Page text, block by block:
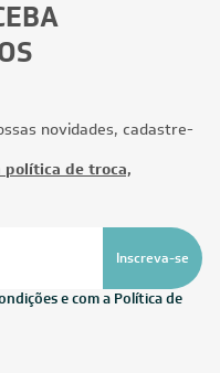
novidades, cadastre-
política de troca,
Inscreva-se
e com a Política de